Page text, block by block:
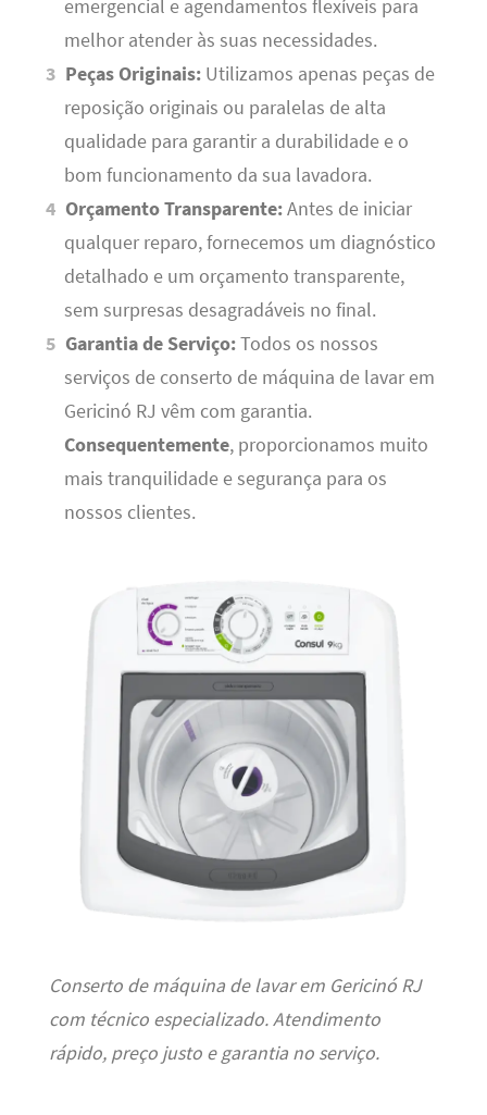
emergencial e agendamentos flexíveis para
melhor atender às suas necessidades.
Peças Originais: Utilizamos apenas peças de
reposição originais ou paralelas de alta
qualidade para garantir a durabilidade e o
bom funcionamento da sua lavadora.
Orçamento Transparente:Antes de iniciar
qualquer reparo, fornecemos um diagnóstico
detalhado e um orçamento transparente,
sem surpresas desagradáveis no final.
Garantia de Serviço:Todos os nossos
serviços de conserto de máquina de lavar em
Gericinó RJ vêm com garantia.
Consequentemente, proporcionamos muito
mais tranquilidade e segurança para os
nossos clientes.
Conserto de máquina de lavar em Gericinó RJ
com técnico especializado. Atendimento
rápido, preço justo e garantia no serviço.